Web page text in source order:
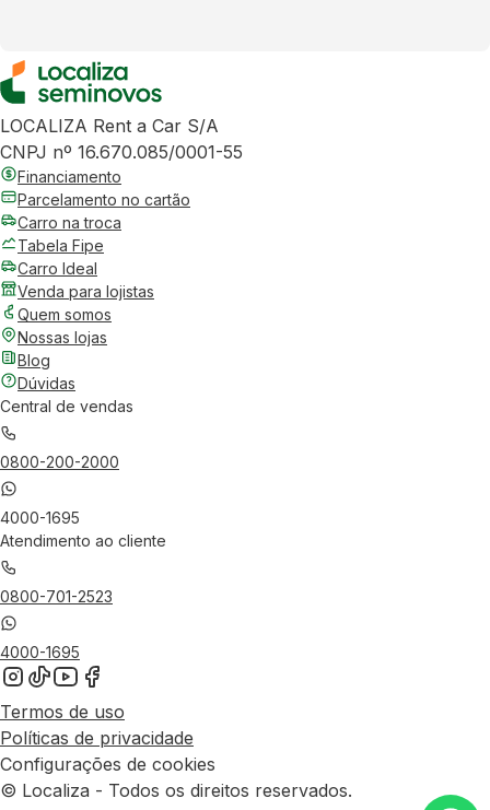
LOCALIZA Rent a Car S/A
CNPJ nº 16.670.085/0001-55
Financiamento
Parcelamento no cartão
Carro na troca
Tabela Fipe
Carro Ideal
Venda para lojistas
Quem somos
Nossas lojas
Blog
Dúvidas
Central de vendas
0800-200-2000
4000-1695
Atendimento ao cliente
0800-701-2523
4000-1695
Termos de uso
Políticas de privacidade
Configurações de cookies
© Localiza - Todos os direitos reservados.